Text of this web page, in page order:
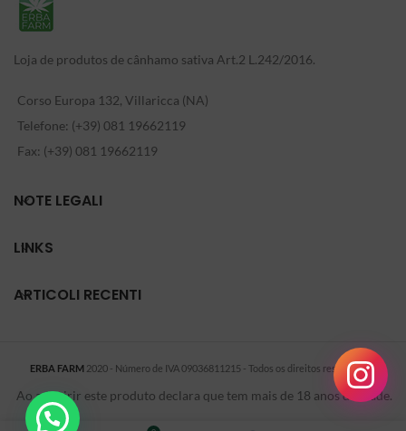
Loja de produtos de cânhamo sativa Art.2 L.242/2016.
Corso Europa 132, Villaricca (NA)
Telefone: (+39) 081 19662119
Fax: (+39) 081 19662119
NOTE LEGALI
LINKS
ARTICOLI RECENTI
ERBA FARM 2020 - Número de IVA 09036811215 - Todos os direitos reservados-
Ao adquirir este produto declara que tem mais de 18 anos de idade.